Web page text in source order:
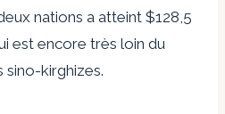
nations a atteint $128,5
est encore très loin du
sino-kirghizes.